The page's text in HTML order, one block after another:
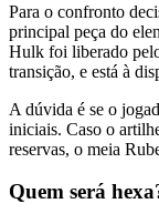
Para o confronto
principal peça do
Hulk foi liberado
transição, e está à
A dúvida é se o
iniciais. Caso o
reservas, o meia
Quem será